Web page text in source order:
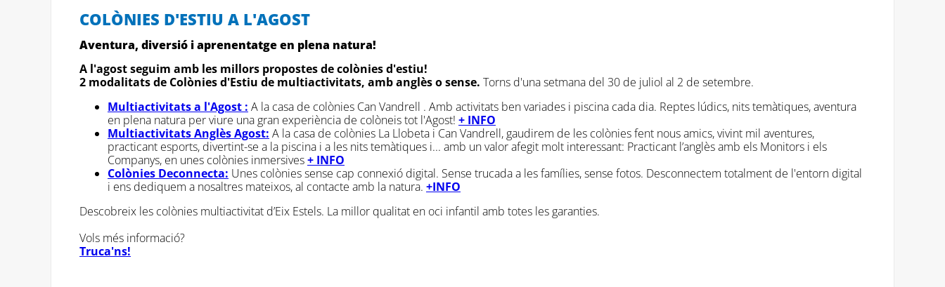
COLÒNIES D'ESTIU A L'AGOST
Aventura, diversió i aprenentatge en plena natura!
A l'agost seguim amb les millors propostes de colònies d'estiu!
2 modalitats de Colònies d'Estiu de multiactivitats, amb anglès o sense. Torns d'una setmana del 30 de juliol al 2 de setembre.
Multiactivitats a l'Agost : A la casa de colònies Can Vandrell . Amb activitats ben variades i piscina cada dia. Reptes lúdics, nits temàtiques, aventura
en plena natura per viure una gran experiència de colòneis tot l'Agost! + INFO
Multiactivitats Anglès Agost: A la casa de colònies La Llobeta i Can Vandrell, gaudirem de les colònies fent nous amics, vivint mil aventures,
practicant esports, divertint-se a la piscina i a les nits temàtiques i... amb un valor afegit molt interessant: Practicant l’anglès amb els Monitors i els
Companys, en unes colònies inmersives+ INFO
Colònies Deconnecta: Unes colònies sense cap connexió digital. Sense trucada a les famílies, sense fotos. Desconnectem totalment de l'entorn digital
i ens dediquem a nosaltres mateixos, al contacte amb la natura. +INFO
Descobreix les colònies multiactivitat d’Eix Estels. La millor qualitat en oci infantil amb totes les garanties.
Vols més informació?
Truca'ns!